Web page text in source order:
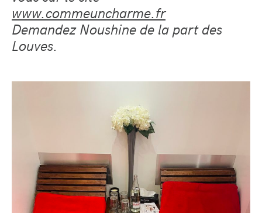
www.commeuncharme.fr
Demandez Noushine de la part des
Louves.